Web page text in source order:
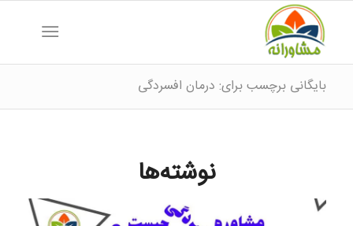
بایگانی برچسب برای: درمان افسردگی
نوشته‌ها